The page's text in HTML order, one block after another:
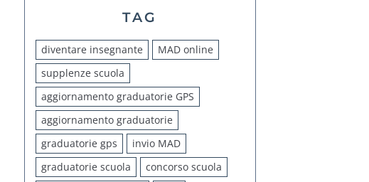
TAG
diventare insegnante
MAD online
supplenze scuola
aggiornamento graduatorie GPS
aggiornamento graduatorie
graduatorie gps
invio MAD
graduatorie scuola
concorso scuola